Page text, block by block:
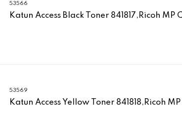
53566
Katun Access Black Toner 841817,Ricoh
53569
Katun Access Yellow Toner 841818,Ricoh